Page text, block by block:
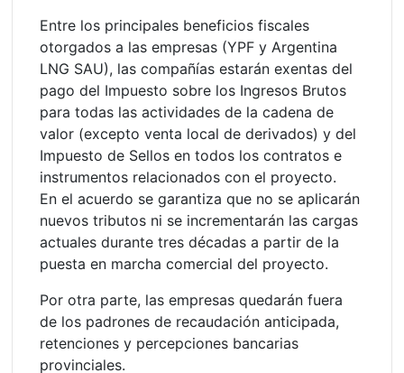
Entre los principales beneficios fiscales
otorgados a las empresas (YPF y Argentina
LNG SAU), las compañías estarán exentas del
pago del Impuesto sobre los Ingresos Brutos
para todas las actividades de la cadena de
valor (excepto venta local de derivados) y del
Impuesto de Sellos en todos los contratos e
instrumentos relacionados con el proyecto.
En el acuerdo se garantiza que no se aplicarán
nuevos tributos ni se incrementarán las cargas
actuales durante tres décadas a partir de la
puesta en marcha comercial del proyecto.
Por otra parte, las empresas quedarán fuera
de los padrones de recaudación anticipada,
retenciones y percepciones bancarias
provinciales.